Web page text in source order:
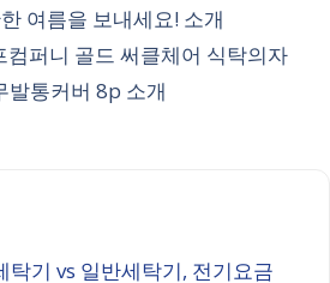
여름을 보내세요! 소개
컴퍼니 골드 써클체어 식탁의자
발통커버 8p 소개
탁기 vs 일반세탁기, 전기요금